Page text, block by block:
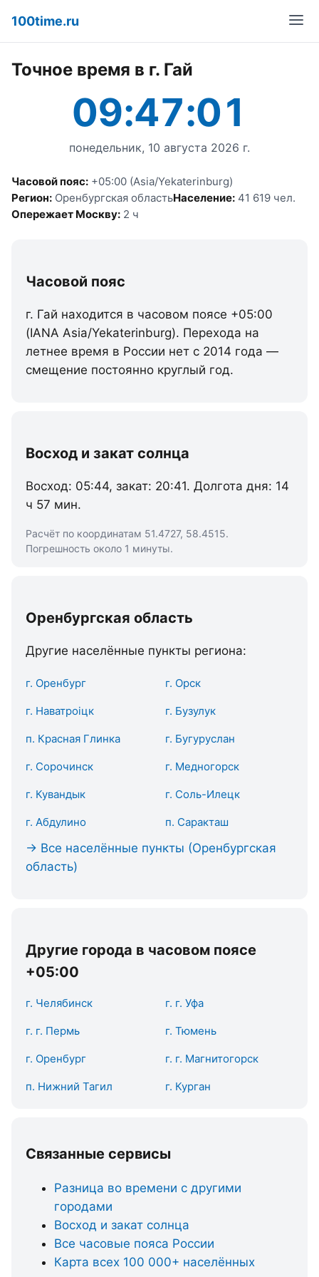
100time.ru
Точное время в г. Гай
09:47:01
понедельник, 10 августа 2026 г.
Часовой пояс: +05:00 (Asia/Yekaterinburg)
Регион: Оренбургская областьНаселение: 41 619 чел.
Опережает Москву: 2 ч
Часовой пояс
г. Гай находится в часовом поясе +05:00
(IANA Asia/Yekaterinburg). Перехода на
летнее время в России нет с 2014 года —
смещение постоянно круглый год.
Восход и закат солнца
Восход: 05:44, закат: 20:41. Долгота дня: 14
ч 57 мин.
Расчёт по координатам 51.4727, 58.4515.
Погрешность около 1 минуты.
Оренбургская область
Другие населённые пункты региона:
г. Оренбург г. Орск
г. Наватроіцк г. Бузулук
п. Красная Глинка г. Бугуруслан
г. Сорочинск г. Медногорск
г. Кувандык г. Соль-Илецк
г. Абдулино п. Саракташ
→ Все населённые пункты (Оренбургская
область)
Другие города в часовом поясе
+05:00
г. Челябинск г. г. Уфа
г. г. Пермь г. Тюмень
г. Оренбург г. г. Магнитогорск
п. Нижний Тагил г. Курган
Связанные сервисы
Разница во времени с другими
городами
Восход и закат солнца
Все часовые пояса России
Карта всех 100 000+ населённых